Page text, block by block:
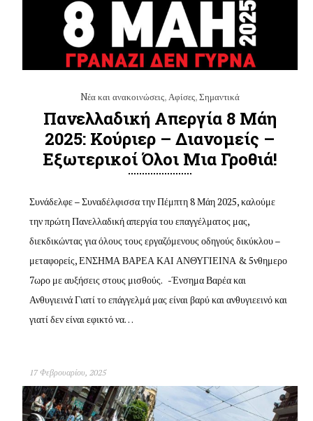
Nέα και ανακοινώσεις,Αφίσες,Σημαντικά
Πανελλαδική Απεργία 8 Μάη
2025: Κούριερ – Διανομείς –
Εξωτερικοί Όλοι Μια Γροθιά!
Συνάδελφε – Συναδέλφισσα την Πέμπτη 8 Μάη 2025, καλούμε
την πρώτη Πανελλαδική απεργία του επαγγέλματος μας,
διεκδικώντας για όλους τους εργαζόμενους οδηγούς δικύκλου –
μεταφορείς, ΕΝΣΗΜΑ ΒΑΡΕΑ ΚΑΙ ΑΝΘΥΓΙΕΙΝΑ & 5νθημερο
7ωρο με αυξήσεις στους μισθούς. -Ένσημα Βαρέα και
Ανθυγιεινά Γιατί το επάγγελμά μας είναι βαρύ και ανθυγιεεινό και
γιατί δεν είναι εφικτό να…
17 Φεβρουαρίου, 2025